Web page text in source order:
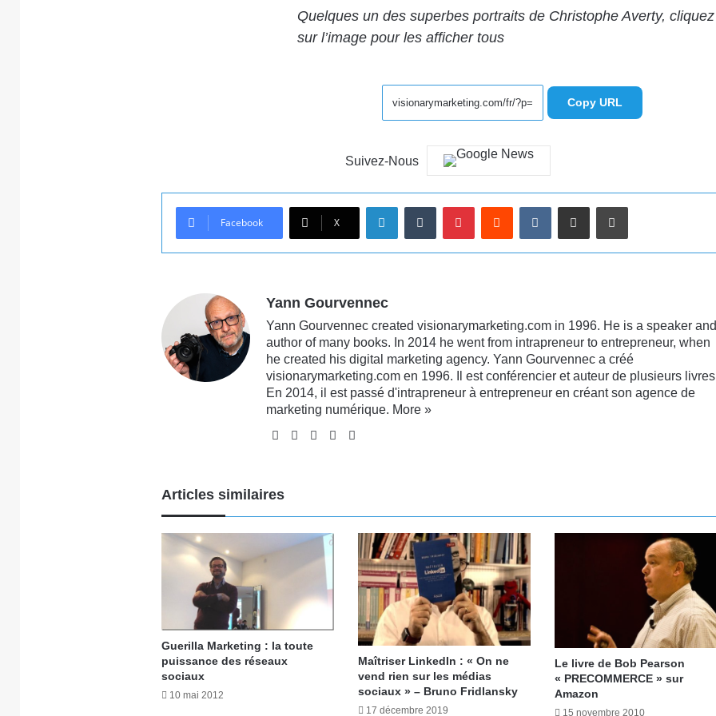
Quelques un des superbes portraits de Christophe Averty, cliquez
sur l’image pour les afficher tous
Copy URL
Suivez-Nous
Facebook X
LinkedinTumblrPinterestRedditVKontakte
Partager par email Imprimer
Yann Gourvennec
Yann Gourvennec created visionarymarketing.com in 1996. He is a speaker and
author of many books. In 2014 he went from intrapreneur to entrepreneur, when
he created his digital marketing agency. Yann Gourvennec a créé
visionarymarketing.com en 1996. Il est conférencier et auteur de plusieurs
En 2014, il est passé d'intrapreneur à entrepreneur en créant son agence de
marketing numérique. More »
WebsiteFacebook
X Linkedin
Articles similaires
Guerilla Marketing : la toute
puissance des réseaux
sociaux
10 mai 2012
Maîtriser LinkedIn : « On ne
vend rien sur les médias
sociaux » – Bruno Fridlansky
17 décembre 2019
Le livre de Bob Pearson
« PRECOMMERCE » sur
Amazon
15 novembre 2010